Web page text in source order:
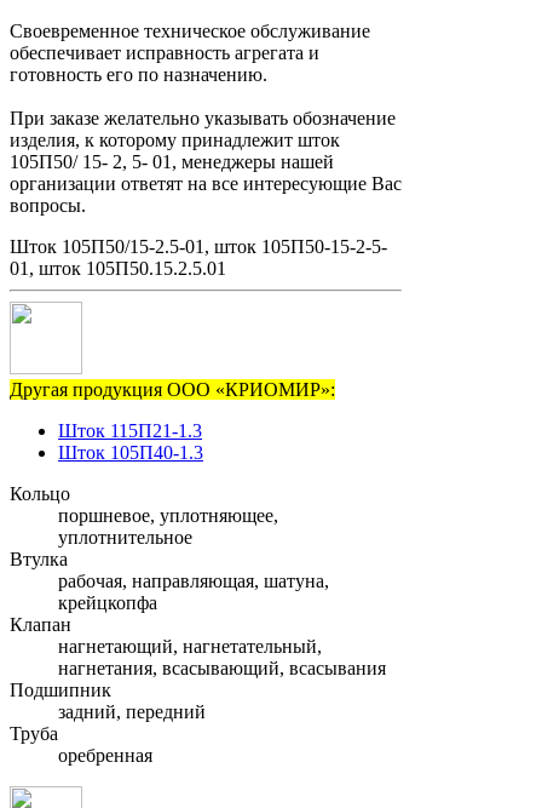
Своевременное техническое обслуживание
обеспечивает исправность агрегата и
готовность его по назначению.
При заказе желательно указывать обозначение
изделия, к которому принадлежит шток
105П50/ 15- 2, 5- 01, менеджеры нашей
организации ответят на все интересующие Вас
вопросы.
Шток 105П50/15-2.5-01, шток 105П50-15-2-5-
01, шток 105П50.15.2.5.01
Другая продукция ООО «КРИОМИР»:
Шток 115П21-1.3
Шток 105П40-1.3
Кольцо
поршневое, уплотняющее,
уплотнительное
Втулка
рабочая, направляющая, шатуна,
крейцкопфа
Клапан
нагнетающий, нагнетательный,
нагнетания, всасывающий, всасывания
Подшипник
задний, передний
Труба
оребренная